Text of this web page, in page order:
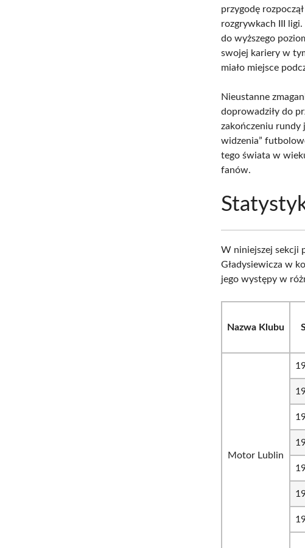
przygodę
rozgrywkach III
do wyższego
swojej kariery w
miało miejsce
Nieustanne
doprowadziły do
zakończeniu rundy
widzenia”
tego świata w
fanów.
W niniejszej sekcji
Gładysiewicza w
jego występy w
Nazwa Klubu
Motor Lublin